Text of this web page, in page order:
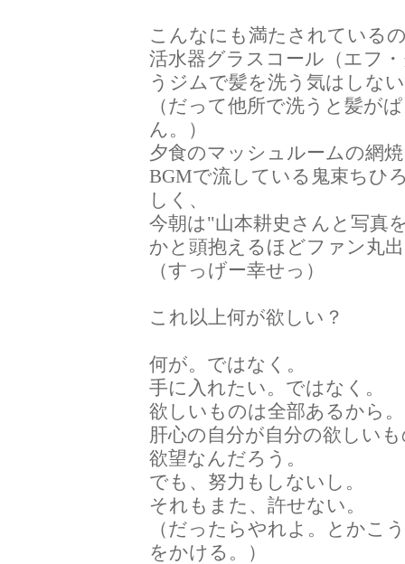
こんなにも満たされている
活水器グラスコール（エフ
うジムで髪を洗う気はしな
（だって他所で洗うと髪が
ん。）
夕食のマッシュルームの網
BGMで流している鬼束ちひ
しく、
今朝は"山本耕史さんと写真
かと頭抱えるほどファン丸
（すっげー幸せっ）
これ以上何が欲しい？
何が。ではなく。
手に入れたい。ではなく。
欲しいものは全部あるから。
肝心の自分が自分の欲しい
欲望なんだろう。
でも、努力もしないし。
それもまた、許せない。
（だったらやれよ。とかこ
をかける。）